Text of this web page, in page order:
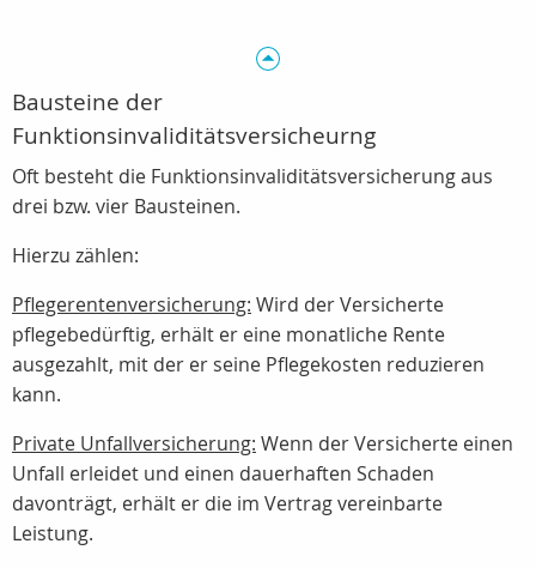
Bausteine der
Funktionsinvaliditätsversicheurng
Oft besteht die Funktionsinvaliditätsversicherung aus
drei bzw. vier Bausteinen.
Hierzu zählen:
Pflegerentenversicherung: Wird der Versicherte
pflegebedürftig, erhält er eine monatliche Rente
ausgezahlt, mit der er seine Pflegekosten reduzieren
kann.
Private Unfallversicherung: Wenn der Versicherte einen
Unfall erleidet und einen dauerhaften Schaden
davonträgt, erhält er die im Vertrag vereinbarte
Leistung.